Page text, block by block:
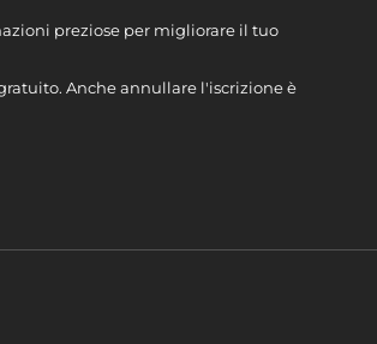
preziose per migliorare il tuo
Anche annullare l'iscrizione è